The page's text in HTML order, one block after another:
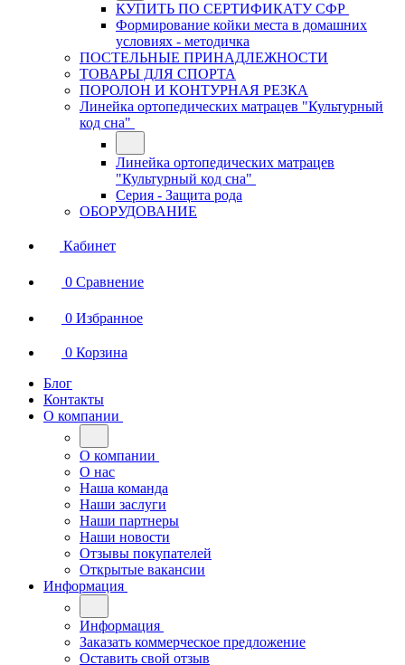
КУПИТЬ ПО СЕРТИФИКАТУ СФР
Формирование койки места в домашних
условиях - методичка
ПОСТЕЛЬНЫЕ ПРИНАДЛЕЖНОСТИ
ТОВАРЫ ДЛЯ СПОРТА
ПОРОЛОН И КОНТУРНАЯ РЕЗКА
Линейка ортопедических матрацев "Культурный
код сна"
Линейка ортопедических матрацев
"Культурный код сна"
Серия - Защита рода
ОБОРУДОВАНИЕ
Кабинет
0 Сравнение
0 Избранное
0 Корзина
Блог
Контакты
О компании
О компании
О нас
Наша команда
Наши заслуги
Наши партнеры
Наши новости
Отзывы покупателей
Открытые вакансии
Информация
Информация
Заказать коммерческое предложение
Оставить свой отзыв